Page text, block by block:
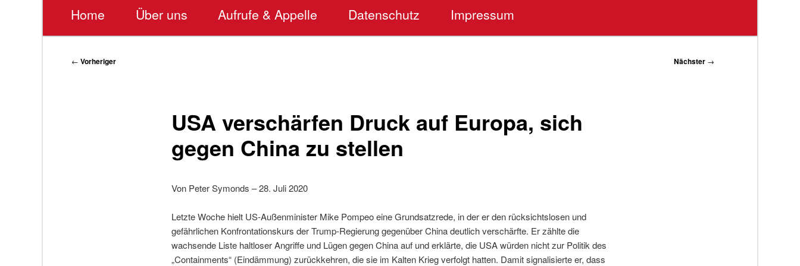
Home Über uns Aufrufe & Appelle Datenschutz Impressum
Beitragsnavigation
← Vorheriger Nächster →
USA verschärfen Druck auf Europa, sich
gegen China zu stellen
Von Peter Symonds – 28. Juli 2020
Letzte Woche hielt US-Außenminister Mike Pompeo eine Grundsatzrede, in der er den rücksichtslosen und
gefährlichen Konfrontationskurs der Trump-Regierung gegenüber China deutlich verschärfte. Er zählte die
wachsende Liste haltloser Angriffe und Lügen gegen China auf und erklärte, die USA würden nicht zur Politik des
„Containments“ (Eindämmung) zurückkehren, die sie im Kalten Krieg verfolgt hatten. Damit signalisierte er, dass